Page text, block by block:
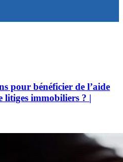
pour bénéficier de l’aide
litiges immobiliers ? |